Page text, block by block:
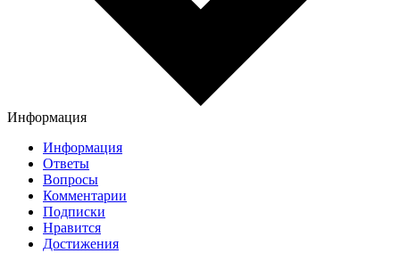
Информация
Информация
Ответы
Вопросы
Комментарии
Подписки
Нравится
Достижения